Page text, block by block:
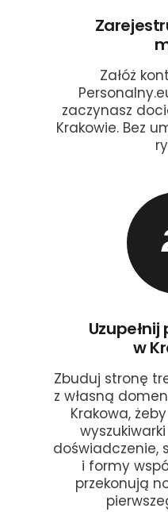
Załóż
zaczynasz
Krakowie. Bez
w
Zbuduj stronę
z własną
Krakowa,
doświadczenie,
i formy
przekonują